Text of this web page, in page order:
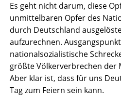
Es geht nicht darum, diese
unmittelbaren Opfer des
durch Deutschland
aufzurechnen.
nationalsozialistische
größte Völkerverbrechen der
Aber klar ist, dass für uns
Tag zum Feiern sein kann.